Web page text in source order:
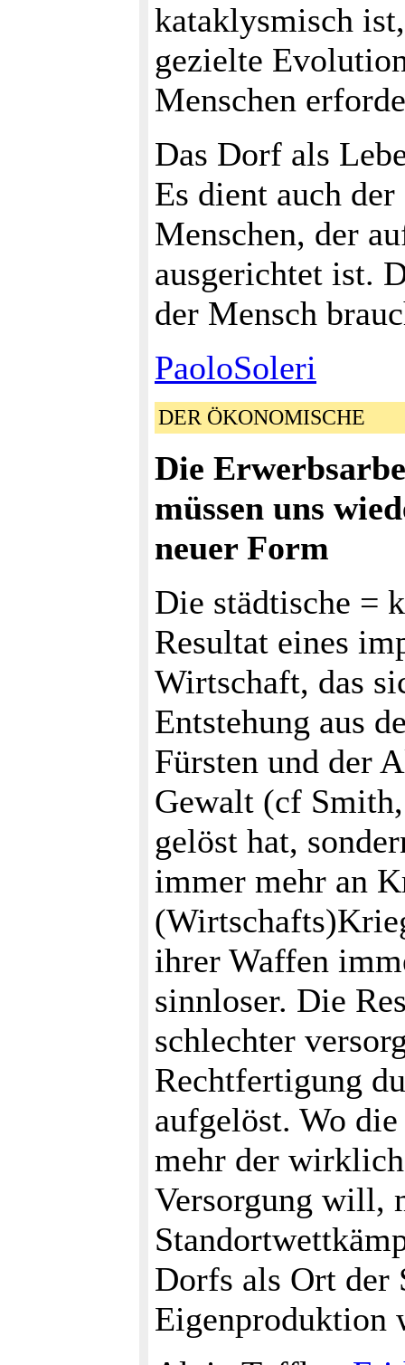
kataklysmisch
gezielte
Menschen
Das Dorf als
Es dient auch
Menschen, der
ausgerichtet ist.
der Mensch
PaoloSoleri
DER ÖKONOMISCHE
Die
müssen uns
neuer Form
Die städtische =
Resultat eines
Wirtschaft, das
Entstehung aus
Fürsten und der
Gewalt (cf
gelöst hat,
immer mehr an
ihrer Waffen
sinnloser. Die
schlechter
Rechtfertigung
aufgelöst. Wo
mehr der
Versorgung will,
Dorfs als Ort der
Eigenproduktion